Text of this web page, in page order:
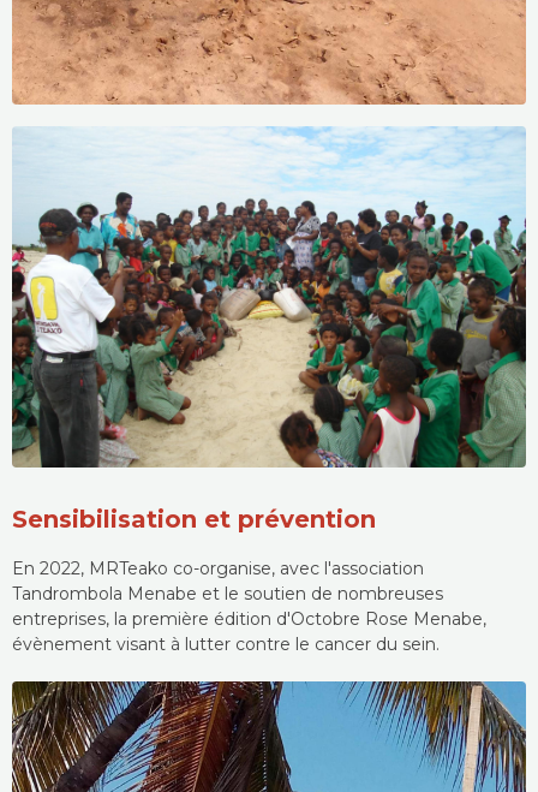
Sensibilisation et prévention
En 2022, MRTeako co-organise, avec l'association
Tandrombola Menabe et le soutien de nombreuses
entreprises, la première édition d'Octobre Rose Menabe,
évènement visant à lutter contre le cancer du sein.